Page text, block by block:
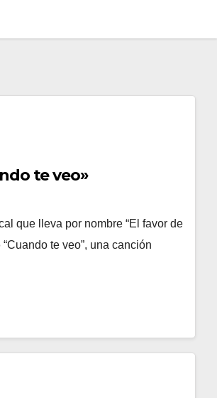
te veo»
que lleva por nombre “El favor de
te veo”, una canción